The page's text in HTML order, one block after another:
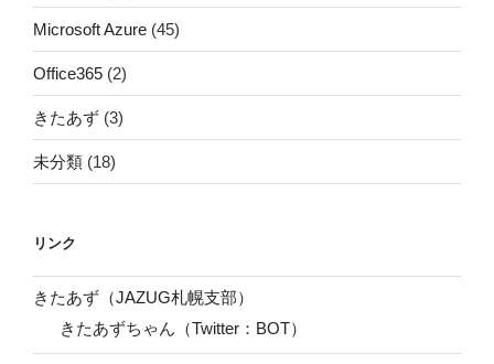
Microsoft Azure (45)
Office365 (2)
きたあず (3)
未分類 (18)
リンク
きたあず（JAZUG札幌支部）
きたあずちゃん（Twitter：BOT）